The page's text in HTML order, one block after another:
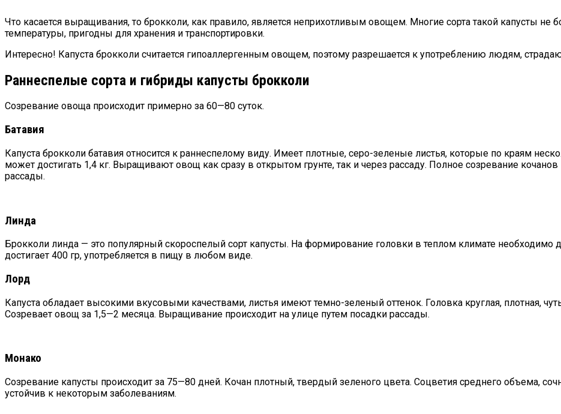
Что касается выращивания, то брокколи, как правило, является неприхотливым овощем. Многие сорта такой капусты не
температуры, пригодны для хранения и транспортировки.
Интересно! Капуста брокколи считается гипоаллергенным овощем, поэтому разрешается к употреблению людям,
Раннеспелые сорта и гибриды капусты брокколи
Созревание овоща происходит примерно за 60—80 суток.
Батавия
Капуста брокколи батавия относится к раннеспелому виду. Имеет плотные, серо-зеленые листья, которые по краям
может достигать 1,4 кг. Выращивают овощ как сразу в открытом грунте, так и через рассаду. Полное созревание
рассады.
Линда
Брокколи линда — это популярный скороспелый сорт капусты. На формирование головки в теплом климате необходимо
достигает 400 гр, употребляется в пищу в любом виде.
Лорд
Капуста обладает высокими вкусовыми качествами, листья имеют темно-зеленый оттенок. Головка круглая, плотная,
Созревает овощ за 1,5—2 месяца. Выращивание происходит на улице путем посадки рассады.
Монако
Созревание капусты происходит за 75—80 дней. Кочан плотный, твердый зеленого цвета. Соцветия среднего объема,
устойчив к некоторым заболеваниям.